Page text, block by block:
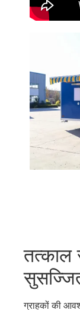
तत्काल
ग्राहकों की